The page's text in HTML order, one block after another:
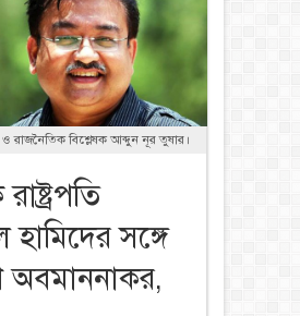
ও রাজনৈতিক বিশ্লেষক আব্দুন নূর তুষার।
সঙ্গে